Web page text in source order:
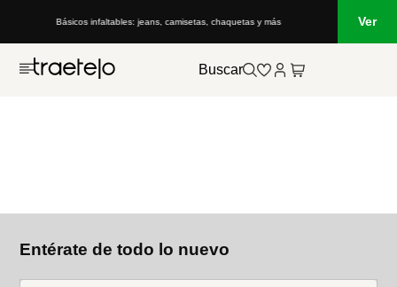
Básicos infaltables: jeans, camisetas, chaquetas y más Ver
Buscar
Entérate de todo lo nuevo